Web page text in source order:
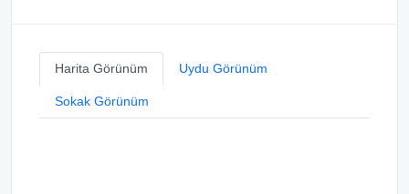
Harita Görünüm Uydu Görünüm
Sokak Görünüm